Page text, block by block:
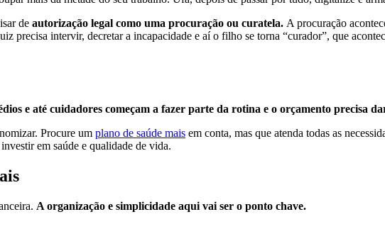
de autorização legal como uma procuração ou curatela. A procuração
precisa intervir, decretar a incapacidade e aí o filho se torna “curador”, que
e até cuidadores começam a fazer parte da rotina e o orçamento precisa
Procure um plano de saúde mais em conta, mas que atenda todas as
em saúde e qualidade de vida.
A organização e simplicidade aqui vai ser o ponto chave.